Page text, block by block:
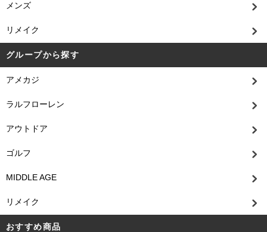
メンズ
リメイク
グループから探す
アメカジ
ラルフローレン
アウトドア
ゴルフ
MIDDLE AGE
リメイク
おすすめ商品